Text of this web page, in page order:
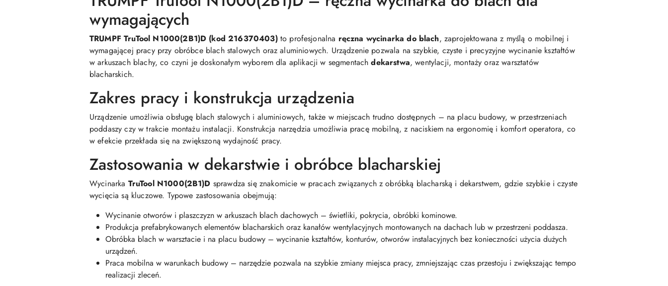
wymagających
TRUMPF TruTool N1000(2B1)D (kod 216370403)to profesjonalna ręczna wycinarka do blach, zaprojektowana z myślą o mobilnej i
wymagającej pracy przy obróbce blach stalowych oraz aluminiowych. Urządzenie pozwala na szybkie, czyste i precyzyjne wycinanie kształtów
w arkuszach blachy, co czyni je doskonałym wyborem dla aplikacji w segmentachdekarstwa, wentylacji, montaży oraz warsztatów
blacharskich.
Zakres pracy i konstrukcja urządzenia
Urządzenie umożliwia obsługę blach stalowych i aluminiowych, także w miejscach trudno dostępnych – na placu budowy, w przestrzeniach
poddaszy czy w trakcie montażu instalacji. Konstrukcja narzędzia umożliwia pracę mobilną, z naciskiem na ergonomię i komfort operatora, co
w efekcie przekłada się na zwiększoną wydajność pracy.
Zastosowania w dekarstwie i obróbce blacharskiej
Wycinarka TruTool N1000(2B1)D sprawdza się znakomicie w pracach związanych z obróbką blacharską i dekarstwem, gdzie szybkie i czyste
wycięcia są kluczowe. Typowe zastosowania obejmują:
Wycinanie otworów i plaszczyzn w arkuszach blach dachowych – świetliki, pokrycia, obróbki kominowe.
Produkcja prefabrykowanych elementów blacharskich oraz kanałów wentylacyjnych montowanych na dachach lub w przestrzeni poddasza.
Obróbka blach w warsztacie i na placu budowy – wycinanie kształtów, konturów, otworów instalacyjnych bez konieczności użycia dużych
urządzeń.
Praca mobilna w warunkach budowy – narzędzie pozwala na szybkie zmiany miejsca pracy, zmniejszając czas przestoju i zwiększając tempo
realizacji zleceń.